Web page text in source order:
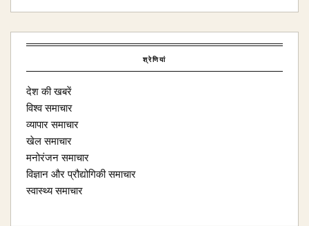
श्रेणियां
देश की खबरें
विश्व समाचार
व्यापार समाचार
खेल समाचार
मनोरंजन समाचार
विज्ञान और प्रौद्योगिकी समाचार
स्वास्थ्य समाचार